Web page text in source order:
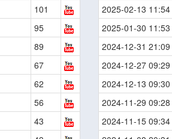
101
95
89
67
62
56
43
2025-02-13 11:54
2025-01-30 11:53
2024-12-31 21:09
2024-12-27 09:29
2024-12-13 09:30
2024-11-29 09:28
2024-11-15 09:34